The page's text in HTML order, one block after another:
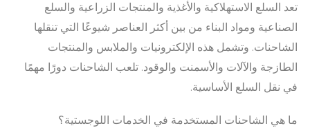
تعد السلع الاستهلاكية والأغذية والمنتجات الزراعية والسلع
الصناعية ومواد البناء من بين أكثر العناصر شيوعًا التي تنقلها
الشاحنات. وتشمل هذه الإلكترونيات والملابس والمنتجات
الطازجة والآلات والأسمنت والوقود. تلعب الشاحنات دورًا مهمًا
في نقل السلع الأساسية.
ما هي الشاحنات المستخدمة في الخدمات اللوجستية؟